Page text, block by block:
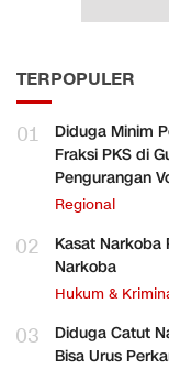
TERPOPULER
01
Diduga Minim
Fraksi PKS di
Pengurangan
Regional
02
Kasat Narkoba
Narkoba
Hukum &
03
Diduga Catut
Bisa Urus